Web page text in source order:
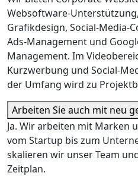
Websoftware-
Grafikdesign, Social-Media-
Ads-Management und
Management. Im
Kurzwerbung und Social-
der Umfang wird zu
Arbeiten Sie auch mit neu
Ja. Wir arbeiten mit Marken
vom Startup bis zum
skalieren wir unser Team
Zeitplan.